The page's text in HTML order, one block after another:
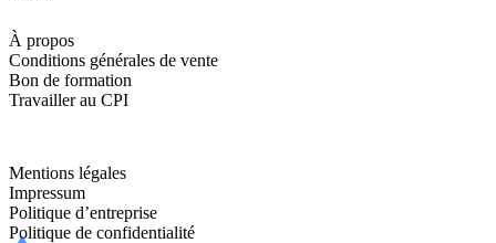
À propos
Conditions générales de vente
Bon de formation
Travailler au CPI
Mentions légales
Impressum
Politique d’entreprise
Politique de confidentialité